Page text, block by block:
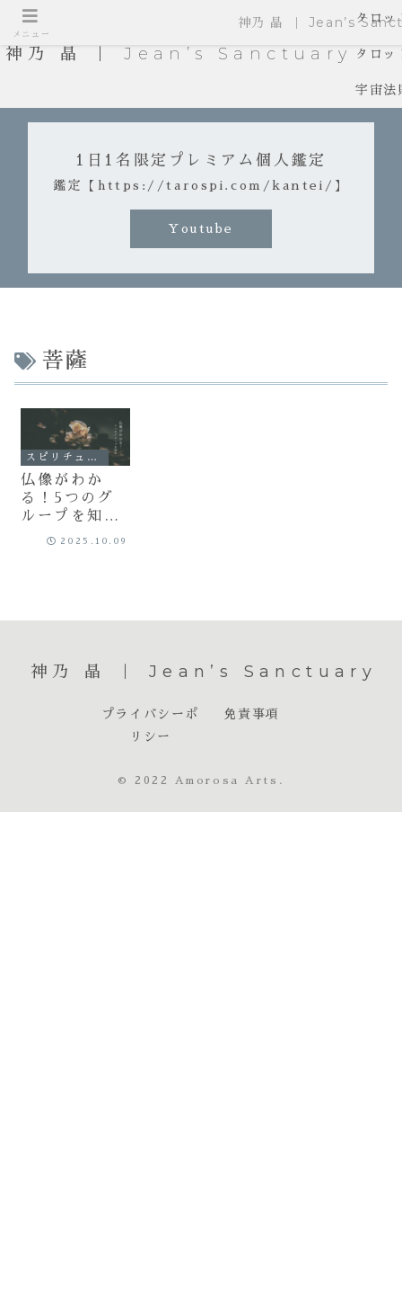
神乃 晶 ｜ Jean’s Sanctuary
タロッ
タロッ
宇宙法
1日1名限定プレミアム個人鑑定
鑑定【https://tarospi.com/kantei/】
Youtube
菩薩
スピリチュアル
仏像がわか
る！5つのグ
ループを知れ
ばお寺巡りが
2025.10.09
神乃 晶 ｜ Jean’s Sanctuary
プライバシーポ
リシー
免責事項
© 2022 Amorosa Arts.
メニュー
神乃 晶 ｜ Jean’s